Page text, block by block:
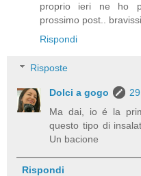
proprio ieri ne ho
prossimo post..
Rispondi
Risposte
Dolci a gogo
Ma dai, io é la
questo tipo di
Un bacione
Rispondi